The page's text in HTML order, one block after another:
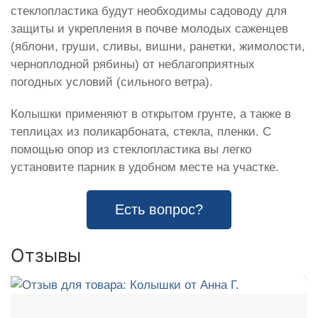
стеклопластика будут необходимы садоводу для
защиты и укрепления в почве молодых саженцев
(яблони, груши, сливы, вишни, ранетки, жимолости,
черноплодной рябины) от неблагоприятных
погодных условий (сильного ветра).
Колышки применяют в открытом грунте, а также в
теплицах из поликарбоната, стекла, пленки. С
помощью опор из стеклопластика вы легко
установите парник в удобном месте на участке.
Есть вопрос?
Отзывы